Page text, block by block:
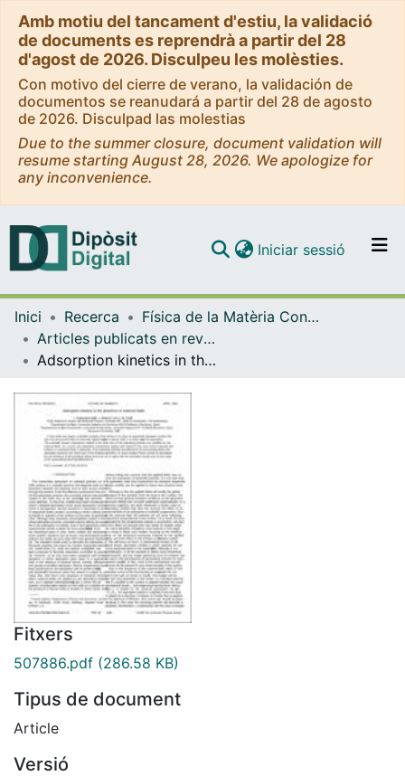
Amb motiu del tancament d'estiu, la validació
de documents es reprendrà a partir del 28
d'agost de 2026. Disculpeu les molèsties.
Con motivo del cierre de verano, la validación de
documentos se reanudará a partir del 28 de agosto
de 2026. Disculpad las molestias
Due to the summer closure, document validation will
resume starting August 28, 2026. We apologize for
any inconvenience.
Navega per tot el DD
Com publicar
Contacte
Iniciar sessió (current)
Inici Recerca
Física de la Matèria Condensada
Articles publicats en revistes (Física de la Matèria Condensada)
Adsorption kinetics in the presence of external fields
Fitxers
507886.pdf (286.58 KB)
Tipus de document
Article
Versió